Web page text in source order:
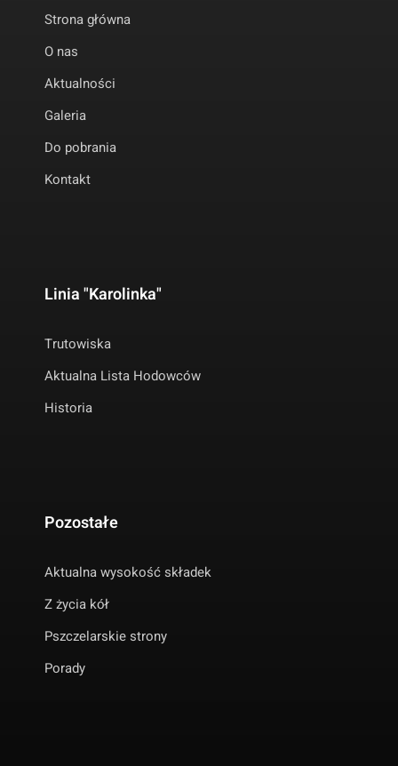
Strona główna
O nas
Aktualności
Galeria
Do pobrania
Kontakt
Linia "Karolinka"
Trutowiska
Aktualna Lista Hodowców
Historia
Pozostałe
Aktualna wysokość składek
Z życia kół
Pszczelarskie strony
Porady